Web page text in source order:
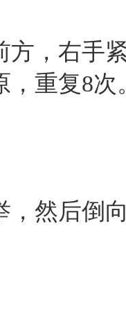
，右手紧
，重复8次
然后倒向